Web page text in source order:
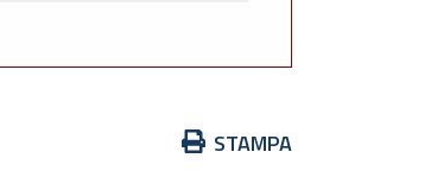
Azioni STAMPA